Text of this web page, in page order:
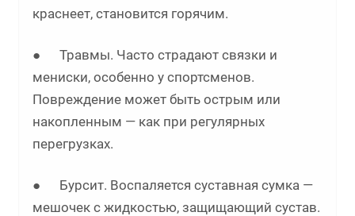
краснеет, становится горячим.
● Травмы. Часто страдают связки и
мениски, особенно у спортсменов.
Повреждение может быть острым или
накопленным — как при регулярных
перегрузках.
● Бурсит. Воспаляется суставная сумка —
мешочек с жидкостью, защищающий сустав.